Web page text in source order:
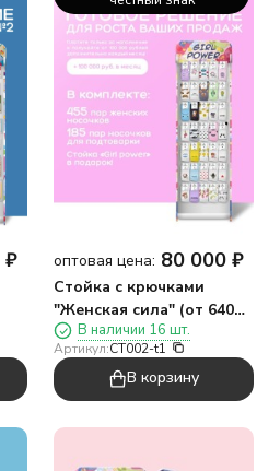
₽ оптовая цена: 80 000 ₽
Стойка с крючками
"Женская сила" (от 640
шт. женских носков)
В наличии 16 шт.
Артикул:CT002-t1
В корзину